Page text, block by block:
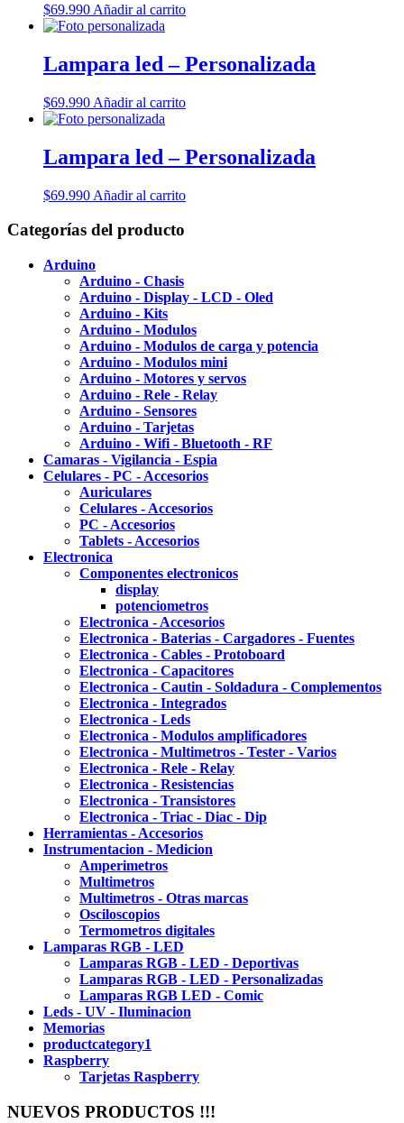
$69.990 Añadir al carrito
Lampara led – Personalizada
$69.990 Añadir al carrito
Lampara led – Personalizada
$69.990 Añadir al carrito
Categorías del producto
Arduino
Arduino - Chasis
Arduino - Display - LCD - Oled
Arduino - Kits
Arduino - Modulos
Arduino - Modulos de carga y potencia
Arduino - Modulos mini
Arduino - Motores y servos
Arduino - Rele - Relay
Arduino - Sensores
Arduino - Tarjetas
Arduino - Wifi - Bluetooth - RF
Camaras - Vigilancia - Espia
Celulares - PC - Accesorios
Auriculares
Celulares - Accesorios
PC - Accesorios
Tablets - Accesorios
Electronica
Componentes electronicos
display
potenciometros
Electronica - Accesorios
Electronica - Baterias - Cargadores - Fuentes
Electronica - Cables - Protoboard
Electronica - Capacitores
Electronica - Cautin - Soldadura - Complementos
Electronica - Integrados
Electronica - Leds
Electronica - Modulos amplificadores
Electronica - Multimetros - Tester - Varios
Electronica - Rele - Relay
Electronica - Resistencias
Electronica - Transistores
Electronica - Triac - Diac - Dip
Herramientas - Accesorios
Instrumentacion - Medicion
Amperimetros
Multimetros
Multimetros - Otras marcas
Osciloscopios
Termometros digitales
Lamparas RGB - LED
Lamparas RGB - LED - Deportivas
Lamparas RGB - LED - Personalizadas
Lamparas RGB LED - Comic
Leds - UV - Iluminacion
Memorias
productcategory1
Raspberry
Tarjetas Raspberry
NUEVOS PRODUCTOS !!!